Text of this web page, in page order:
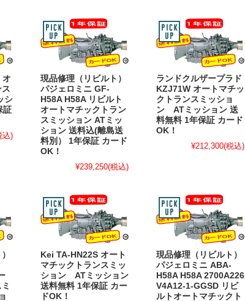
オ
シ
証
込)
現品修理（リビルト）
パジェロミニ GF-
H58A H58A リビルト
オートマチックトラン
スミッション ATミッ
ション 送料込(離島送
料別） 1年保証 カード
OK！
¥239,250(税込)
ランドクルザープラド
KZJ71W オートマチッ
クトランスミッショ
ン ATミッション 送
料無料 1年保証 カード
OK！
¥212,300(税込)
Kei TA-HN22S オート
マチックトランスミッ
ション ATミッション
送料無料 1年保証 カー
ドOK！
現品修理（リビルト）
パジェロミニ ABA-
H58A H58A 2700A226
V4A12-1-GGSD リビ
ルトオートマチックト